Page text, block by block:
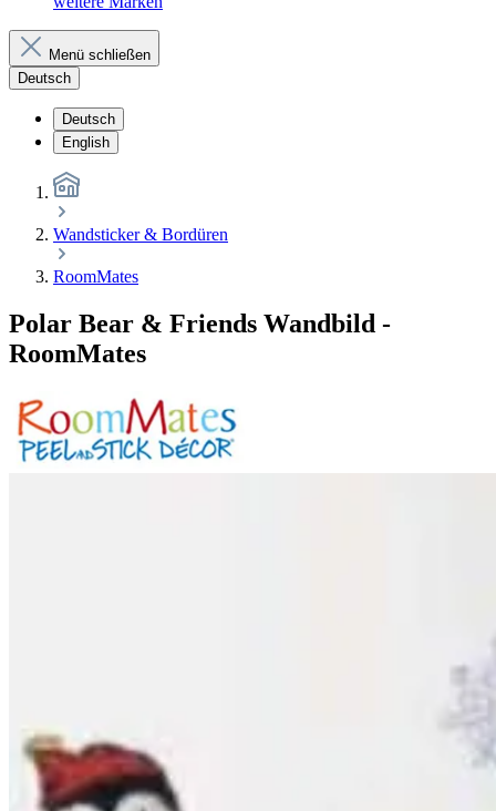
Menü schließen
Deutsch
Deutsch
English
Wandsticker & Bordüren
RoomMates
Polar Bear & Friends Wandbild -
RoomMates